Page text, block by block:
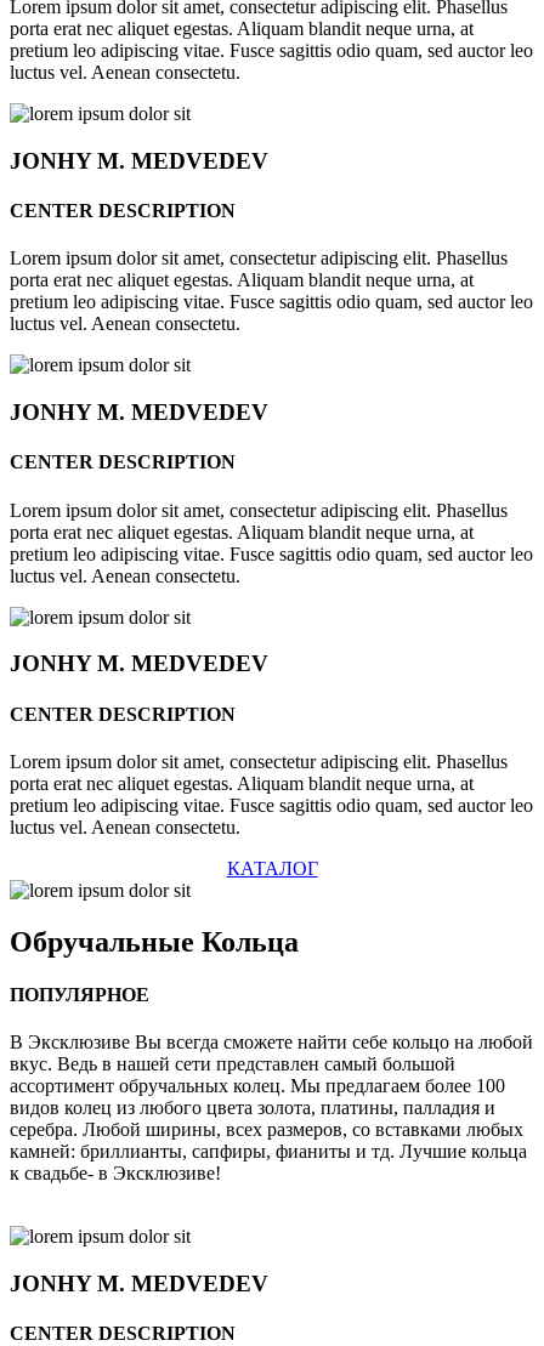
Lorem ipsum dolor sit amet, consectetur adipiscing elit. Phasellus
porta erat nec aliquet egestas. Aliquam blandit neque urna, at
pretium leo adipiscing vitae. Fusce sagittis odio quam, sed auctor leo
luctus vel. Aenean consectetu.
JONHYM. MEDVEDEV
CENTER DESCRIPTION
Lorem ipsum dolor sit amet, consectetur adipiscing elit. Phasellus
porta erat nec aliquet egestas. Aliquam blandit neque urna, at
pretium leo adipiscing vitae. Fusce sagittis odio quam, sed auctor leo
luctus vel. Aenean consectetu.
JONHYM. MEDVEDEV
CENTER DESCRIPTION
Lorem ipsum dolor sit amet, consectetur adipiscing elit. Phasellus
porta erat nec aliquet egestas. Aliquam blandit neque urna, at
pretium leo adipiscing vitae. Fusce sagittis odio quam, sed auctor leo
luctus vel. Aenean consectetu.
JONHYM. MEDVEDEV
CENTER DESCRIPTION
Lorem ipsum dolor sit amet, consectetur adipiscing elit. Phasellus
porta erat nec aliquet egestas. Aliquam blandit neque urna, at
pretium leo adipiscing vitae. Fusce sagittis odio quam, sed auctor leo
luctus vel. Aenean consectetu.
КАТАЛОГ
Обручальные Кольца
ПОПУЛЯРНОЕ
В Эксклюзиве Вы всегда сможете найти себе кольцо на любой
вкус. Ведь в нашей сети представлен самый большой
ассортимент обручальных колец. Мы предлагаем более 100
видов колец из любого цвета золота, платины, палладия и
серебра. Любой ширины, всех размеров, со вставками любых
камней: бриллианты, сапфиры, фианиты и тд. Лучшие кольца
к свадьбе- в Эксклюзиве!
JONHYM. MEDVEDEV
CENTER DESCRIPTION